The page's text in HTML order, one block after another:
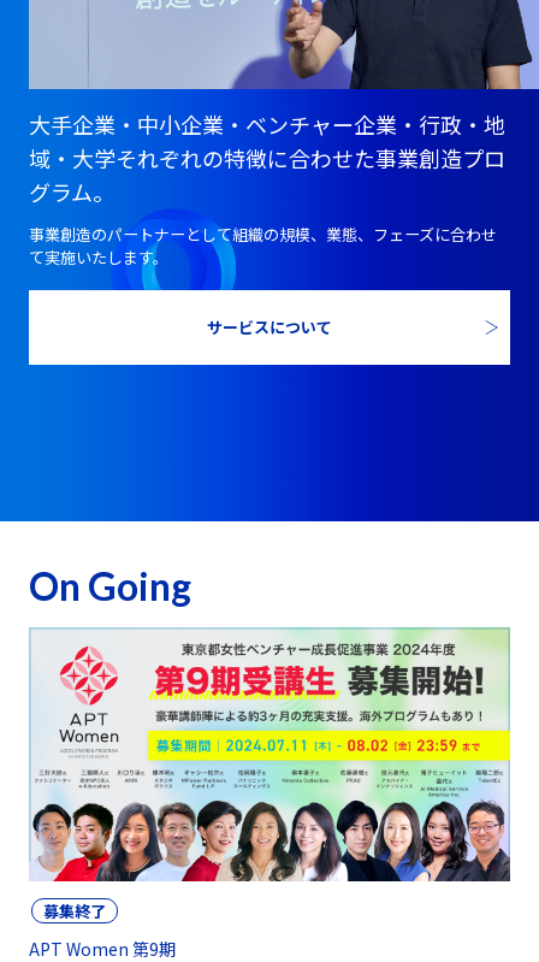
大手企業・中小企業・ベンチャー企業・行政・地
域・大学それぞれの特徴に合わせた事業創造プロ
グラム。
事業創造のパートナーとして組織の規模、業態、フェーズに合わせ
て実施いたします。
サービスについて
On Going
募集終了
APT Women 第9期